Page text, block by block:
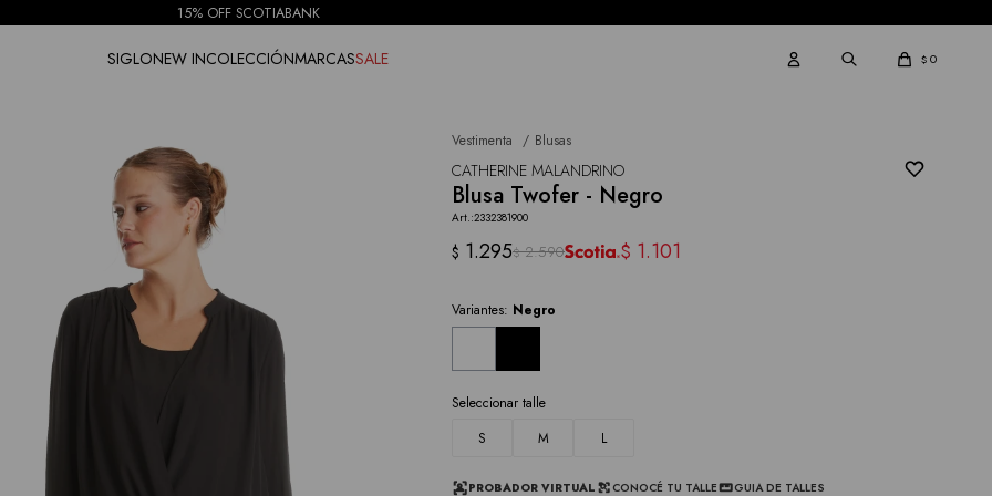
15% OFF SCOTIABANK
SIGLONEW INCOLECCIÓNMARCASSALE $ 0
Vestimenta Blusas
CATHERINE MALANDRINO
Blusa Twofer - Negro
2332381900
$ 1.295$ 2.590 $ 1.101
Variantes: Negro
Seleccionar talle
S
M L
PROBADOR VIRTUAL CONOCÉ TU TALLE GUIA DE TALLES
NOTIFICARME